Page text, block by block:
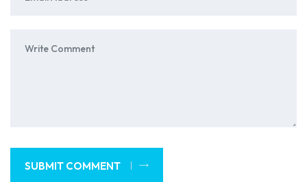
SUBMIT COMMENT